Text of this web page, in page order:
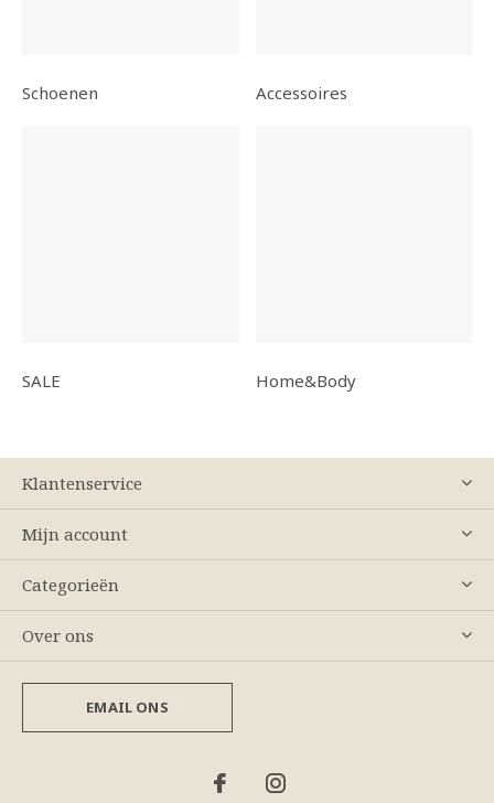
Schoenen Accessoires
SALE Home&Body
Klantenservice
Mijn account
Categorieën
Over ons
EMAIL ONS